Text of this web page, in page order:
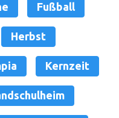
Fußball
Herbst
Kernzeit